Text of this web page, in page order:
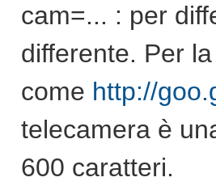
cam=... : per
differente. Per
come http://
telecamera è
600 caratteri.